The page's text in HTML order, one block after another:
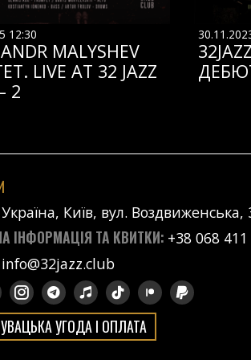
12:30
MALYSHEV
LIVE AT 32 JAZZ
2
Україна, Київ, вул. Воздвиженська,
ІНФОРМАЦІЯ ТА КВИТКИ: +38 068
info@32jazz.club
УГОДА І ОПЛАТА